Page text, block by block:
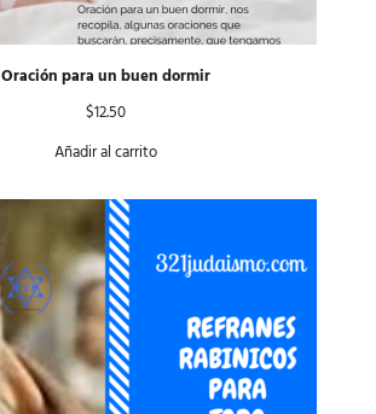
Oración para un buen dormir
$12.50
Añadir al carrito